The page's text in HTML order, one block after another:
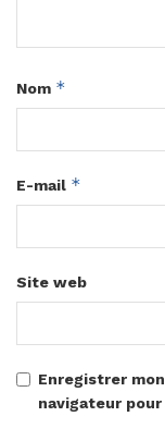
Nom *
E-mail *
Site web
Enregistrer
navigateur